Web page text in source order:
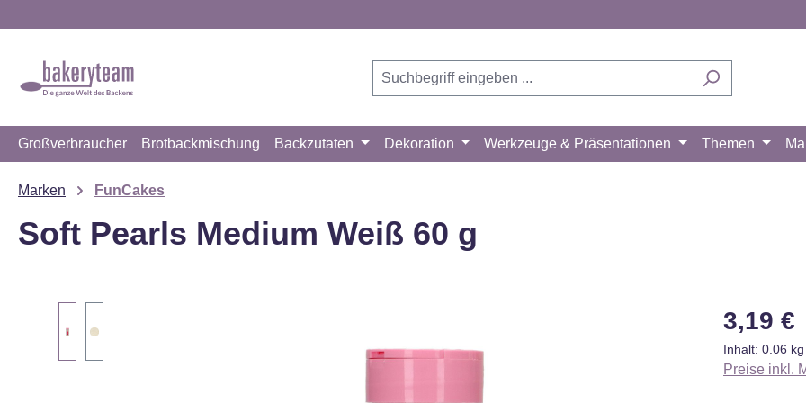
Großverbraucher Brotbackmischung Backzutaten Dekoration Werkzeuge & Präsentationen Themen
Marken FunCakes
Soft Pearls Medium Weiß 60 g
Regulärer
3,19 €
Inhalt: 0.06 kg
Preise inkl.